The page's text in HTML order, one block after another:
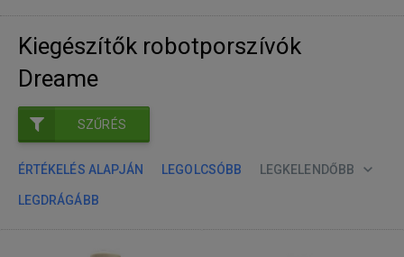
Kiegészítők robotporszívók
Dreame
SZŰRÉS
ÉRTÉKELÉS ALAPJÁN LEGOLCSÓBB LEGKELENDŐBB
LEGDRÁGÁBB